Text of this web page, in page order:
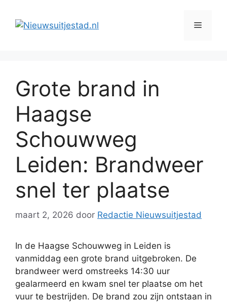
naar
Menu
Grote brand in
Haagse
Schouwweg
Leiden: Brandweer
snel ter plaatse
maart 2, 2026 door Redactie Nieuwsuitjestad
In de Haagse Schouwweg in Leiden is
vanmiddag een grote brand uitgebroken. De
brandweer werd omstreeks 14:30 uur
gealarmeerd en kwam snel ter plaatse om het
vuur te bestrijden. De brand zou zijn ontstaan in